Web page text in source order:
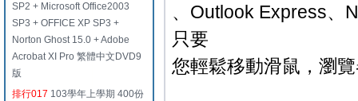
SP2 + Microsoft Office2003
SP3 + OFFICE XP SP3 +
Norton Ghost 15.0 + Adobe
Acrobat XI Pro 繁體中文DVD9
版
排行017 103學年上學期 400份
、Outlook Express、
只要
您輕鬆移動滑鼠，瀏